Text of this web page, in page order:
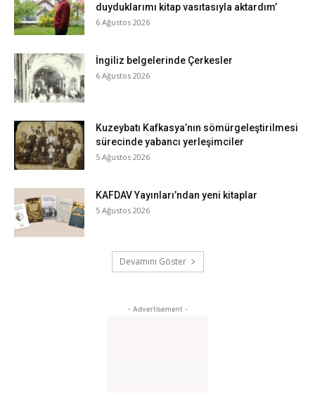
duyduklarımı kitap vasıtasıyla aktardım’
6 Ağustos 2026
İngiliz belgelerinde Çerkesler
6 Ağustos 2026
Kuzeybatı Kafkasya’nın sömürgeleştirilmesi
sürecinde yabancı yerleşimciler
5 Ağustos 2026
KAFDAV Yayınları’ndan yeni kitaplar
5 Ağustos 2026
Devamını Göster
- Advertisement -